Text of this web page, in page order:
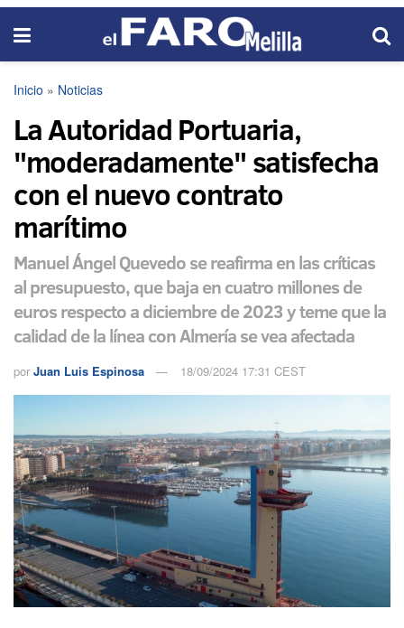
Inicio » Noticias
La Autoridad Portuaria,
"moderadamente" satisfecha
con el nuevo contrato
marítimo
Manuel Ángel Quevedo se reafirma en las críticas
al presupuesto, que baja en cuatro millones de
euros respecto a diciembre de 2023 y teme que la
calidad de la línea con Almería se vea afectada
por Juan Luis Espinosa 18/09/2024 17:31 CEST